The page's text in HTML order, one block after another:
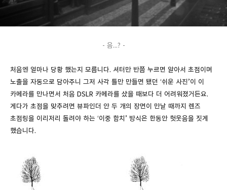
- 음...? -
처음엔 얼마나 당황 했는지 모릅니다. 셔터만 반쯤 누르면 알아서 초점이며
노출을 자동으로 담아주니 그저 사각 틀만 만들면 됐던 ‘쉬운 사진’이 이
카메라를 만나면서 처음 DSLR 카메라를 샀을 때보다 더 어려워졌거든요.
게다가 초점을 맞추려면 뷰파인더 안 두 개의 장면이 만날 때까지 렌즈
초점링을 이리저리 돌려야 하는 ‘이중 합치’ 방식은 한동안 헛웃음을 짓게
했습니다.